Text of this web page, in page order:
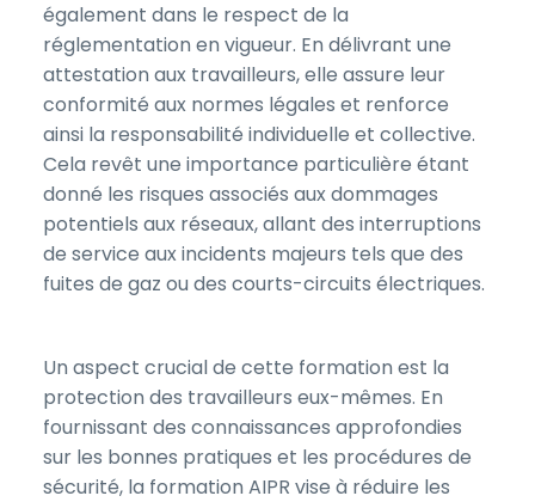
également dans le respect de la
réglementation en vigueur. En délivrant une
attestation aux travailleurs, elle assure leur
conformité aux normes légales et renforce
ainsi la responsabilité individuelle et collective.
Cela revêt une importance particulière étant
donné les risques associés aux dommages
potentiels aux réseaux, allant des interruptions
de service aux incidents majeurs tels que des
fuites de gaz ou des courts-circuits électriques.
Un aspect crucial de cette formation est la
protection des travailleurs eux-mêmes. En
fournissant des connaissances approfondies
sur les bonnes pratiques et les procédures de
sécurité, la formation AIPR vise à réduire les